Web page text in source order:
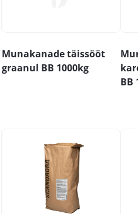
Munakanade täissööt
graanul BB 1000kg
BB